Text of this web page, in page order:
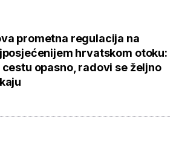
prometna regulacija na
hrvatskom otoku:
cestu opasno, radovi se željno